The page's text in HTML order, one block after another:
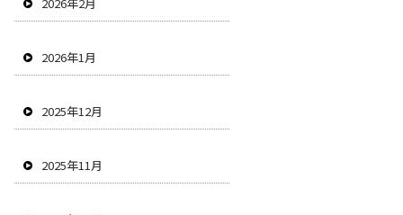
2026年1月
2025年12月
2025年11月